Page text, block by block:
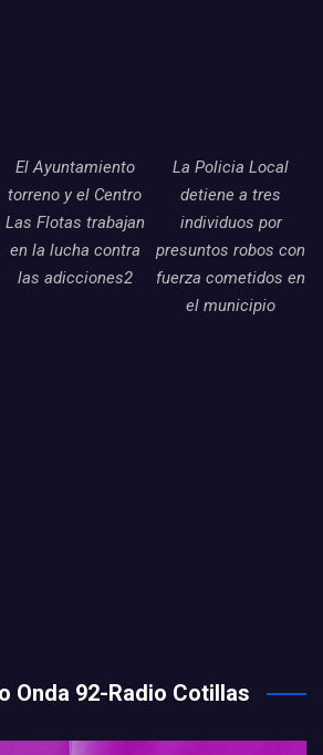
El Ayuntamiento
torreno y el Centro
Las Flotas trabajan
en la lucha contra
las adicciones2
La Policia Local
detiene a tres
individuos por
presuntos robos con
fuerza cometidos en
el municipio
Onda 92-Radio Cotillas